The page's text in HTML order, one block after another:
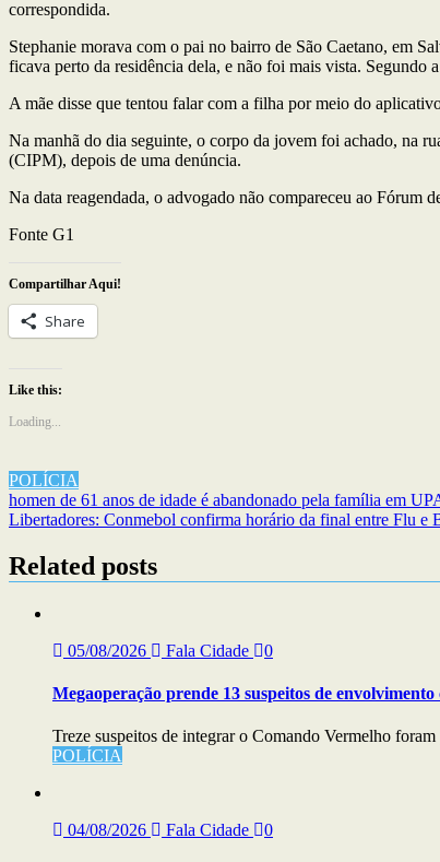
correspondida.
Stephanie morava com o pai no bairro de São Caetano, em
ficava perto da residência dela, e não foi mais vista.
A mãe disse que tentou falar com a filha por meio do
Na manhã do dia seguinte, o corpo da jovem foi achado, na
(CIPM), depois de uma denúncia.
Na data reagendada, o advogado não compareceu ao Fórum
Fonte G1
Compartilhar Aqui!
Share
Like this:
Loading...
POLÍCIA
Navegação
de
artigos
homen de 61 anos de idade é abandonado pela família em
Libertadores: Conmebol confirma horário da final entre Flu e
Related posts
05/08/2026 Fala Cidade 0
Megaoperação prende 13 suspeitos de
Treze suspeitos de integrar o Comando Vermelho
POLÍCIA
04/08/2026 Fala Cidade 0